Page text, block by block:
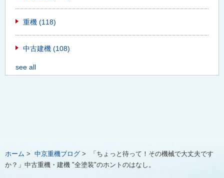
重機 (118)
中古建機 (108)
see all
ホーム > 中京重機ブログ >
「ちょっと待って！その機械で大丈夫です
か？」中古重機・建機 "全塗装"のホントのはなし。